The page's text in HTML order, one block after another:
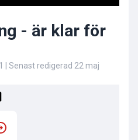
- är klar för
| Senast redigerad 22 maj